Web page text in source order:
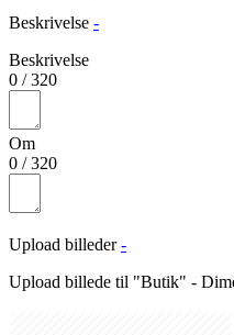
Beskrivelse -
Beskrivelse
0 /320
Om
0 /320
Upload billeder -
Upload billede til "Butik" -